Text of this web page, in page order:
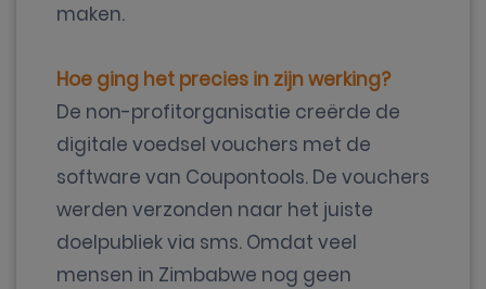
maken.
Hoe ging het precies in zijn werking?
De non-profitorganisatie creërde de
digitale voedsel vouchers met de
software van Coupontools. De vouchers
werden verzonden naar het juiste
doelpubliek via sms. Omdat veel
mensen in Zimbabwe nog geen